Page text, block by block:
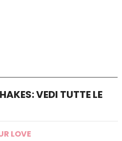
VEDI TUTTE LE
LOVE